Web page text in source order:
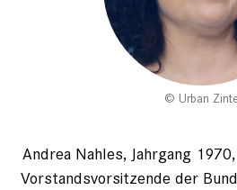
Urban
Andrea Nahles, Jahrgang
Vorstandsvorsitzende der